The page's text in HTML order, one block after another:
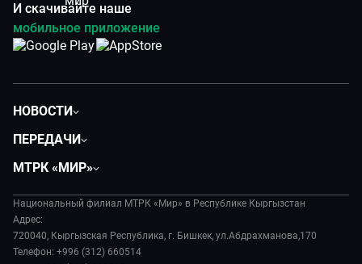
И скачивайте наше
мобильное приложение
НОВОСТИ
Экономика
Происшествия
Наука и технологии
Спорт
ПЕРЕДАЧИ
Вместе выгодно
Евразия. Культурно
Евразия. Регионы
МТРК «МИР»
История
Руководство
Лица мира
Национальный филиал МТРК «Мир» в Республике Кыргызстан
Адрес:
720040, Кыргызская Республика, г. Бишкек, ул.Абдрахманова,170
Телефон: +996 (312) 660514